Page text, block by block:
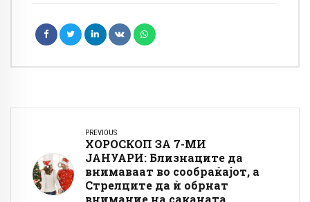
PREVIOUS
ХОРОСКОП ЗА 7-МИ
ЈАНУАРИ: Близнаците да
внимаваат во сообраќајот, а
Стрелците да ѝ обрнат
внимание на саканата